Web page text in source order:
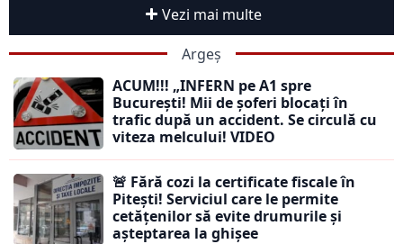
Vezi mai multe
Argeș
ACUM!!! „INFERN pe A1 spre
București! Mii de șoferi blocați în
trafic după un accident. Se circulă cu
viteza melcului! VIDEO
🚨 Fără cozi la certificate fiscale în
Pitești! Serviciul care le permite
cetățenilor să evite drumurile și
așteptarea la ghișee